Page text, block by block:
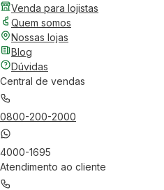
Venda para lojistas
Quem somos
Nossas lojas
Blog
Dúvidas
Central de vendas
0800-200-2000
4000-1695
Atendimento ao cliente